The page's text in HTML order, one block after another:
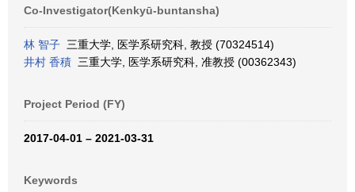
Co-Investigator(Kenkyū-buntansha)
林 智子 三重大学, 医学系研究科, 教授 (70324514)
井村 香積 三重大学, 医学系研究科, 准教授 (00362343)
Project Period (FY)
2017-04-01 – 2021-03-31
Keywords